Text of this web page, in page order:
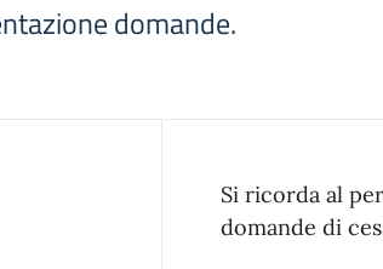
domande.
Si ricorda al
domande di